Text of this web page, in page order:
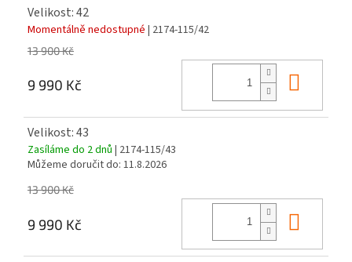
Velikost: 42
Momentálně nedostupné | 2174-115/42
13 900 Kč
9 990 Kč
Velikost: 43
Zasíláme do 2 dnů | 2174-115/43
Můžeme doručit do: 11.8.2026
13 900 Kč
9 990 Kč